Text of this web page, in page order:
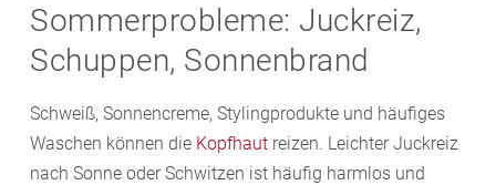
Sommerprobleme: Juckreiz,
Schuppen, Sonnenbrand
Schweiß, Sonnencreme, Stylingprodukte und häufiges
Waschen können die Kopfhaut reizen. Leichter Juckreiz
nach Sonne oder Schwitzen ist häufig harmlos und